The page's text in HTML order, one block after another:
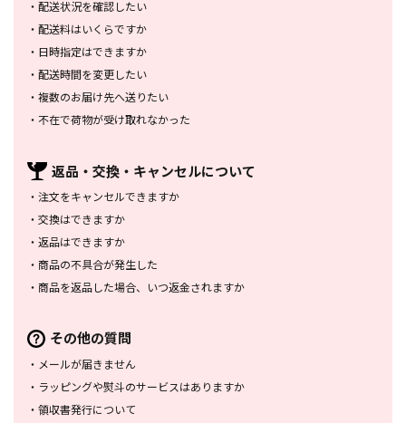
・ 配送状況を確認したい
・ 配送料はいくらですか
・ 日時指定はできますか
・ 配送時間を変更したい
・ 複数のお届け先へ送りたい
・ 不在で荷物が受け取れなかった
返品・交換・ キャンセルについて
・ 注文をキャンセルできますか
・ 交換はできますか
・ 返品はできますか
・ 商品の不具合が発生した
・ 商品を返品した場合、 いつ返金されますか
その他の質問
・ メールが届きません
・ ラッピングや熨斗のサービスはありますか
・ 領収書発行について